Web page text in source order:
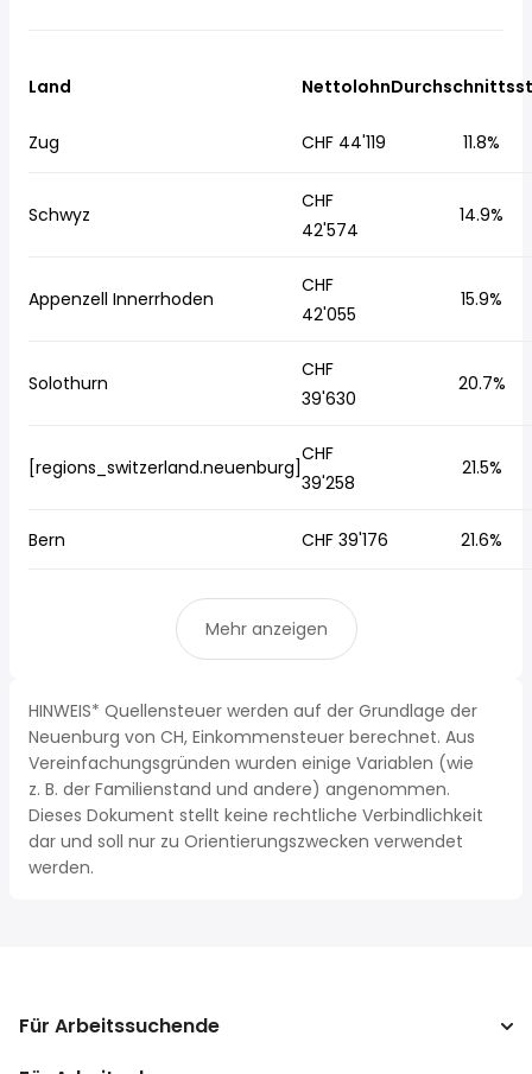
Land Nettolohn
Zug CHF 44'119 11.8%
Schwyz
CHF
42'574
14.9%
Appenzell Innerrhoden
CHF
42'055
15.9%
Solothurn
CHF
39'630
20.7%
[regions_switzerland.neuenburg]
CHF
39'258
21.5%
Bern CHF 39'176 21.6%
Mehr anzeigen
HINWEIS* Quellensteuer werden auf der Grundlage der
Neuenburg von CH, Einkommensteuer berechnet. Aus
Vereinfachungsgründen wurden einige Variablen (wie
z. B. der Familienstand und andere) angenommen.
Dieses Dokument stellt keine rechtliche Verbindlichkeit
dar und soll nur zu Orientierungszwecken verwendet
werden.
Für Arbeitssuchende